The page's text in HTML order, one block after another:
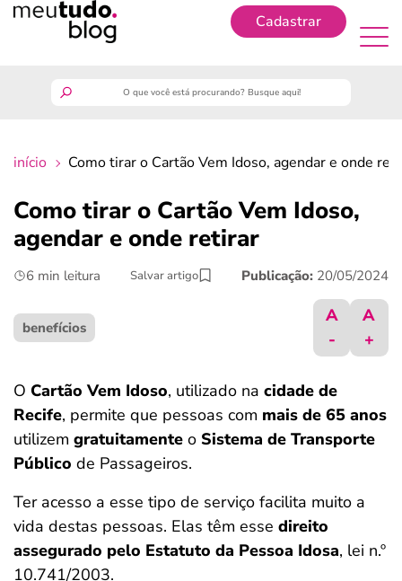
Cadastrar
finanças
benefícios
crédito fácil
ferramentas
início Como tirar o Cartão Vem Idoso, agendar e onde
Como tirar o Cartão Vem Idoso,
agendar e onde retirar
6 min leitura Salvar artigo Publicação: 20/05/2024
benefícios
A
-
A
+
O Cartão Vem Idoso, utilizado na cidade de
Recife, permite que pessoas com mais de 65 anos
utilizem gratuitamente o Sistema de Transporte
Público de Passageiros.
Ter acesso a esse tipo de serviço facilita muito a
vida destas pessoas. Elas têm esse direito
assegurado pelo Estatuto da Pessoa Idosa, lei n.º
10.741/2003.